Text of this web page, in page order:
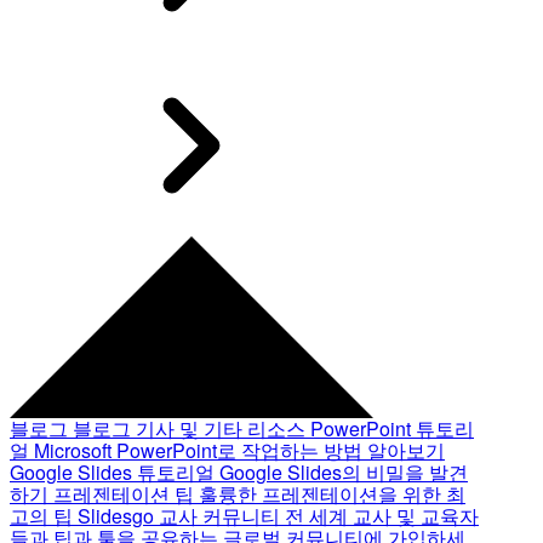
블로그 블로그 기사 및 기타 리소스 PowerPoint 튜토리
얼 Microsoft PowerPoint로 작업하는 방법 알아보기
Google Slides 튜토리얼 Google Slides의 비밀을 발견
하기 프레젠테이션 팁 훌륭한 프레젠테이션을 위한 최
고의 팁 Slidesgo 교사 커뮤니티 전 세계 교사 및 교육자